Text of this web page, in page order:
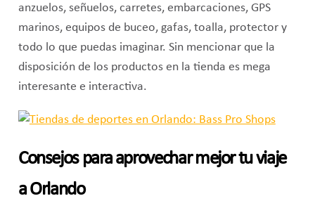
anzuelos, señuelos, carretes, embarcaciones, GPS
marinos, equipos de buceo, gafas, toalla, protector y
todo lo que puedas imaginar. Sin mencionar que la
disposición de los productos en la tienda es mega
interesante e interactiva.
Consejos para aprovechar mejor tu viaje
a Orlando